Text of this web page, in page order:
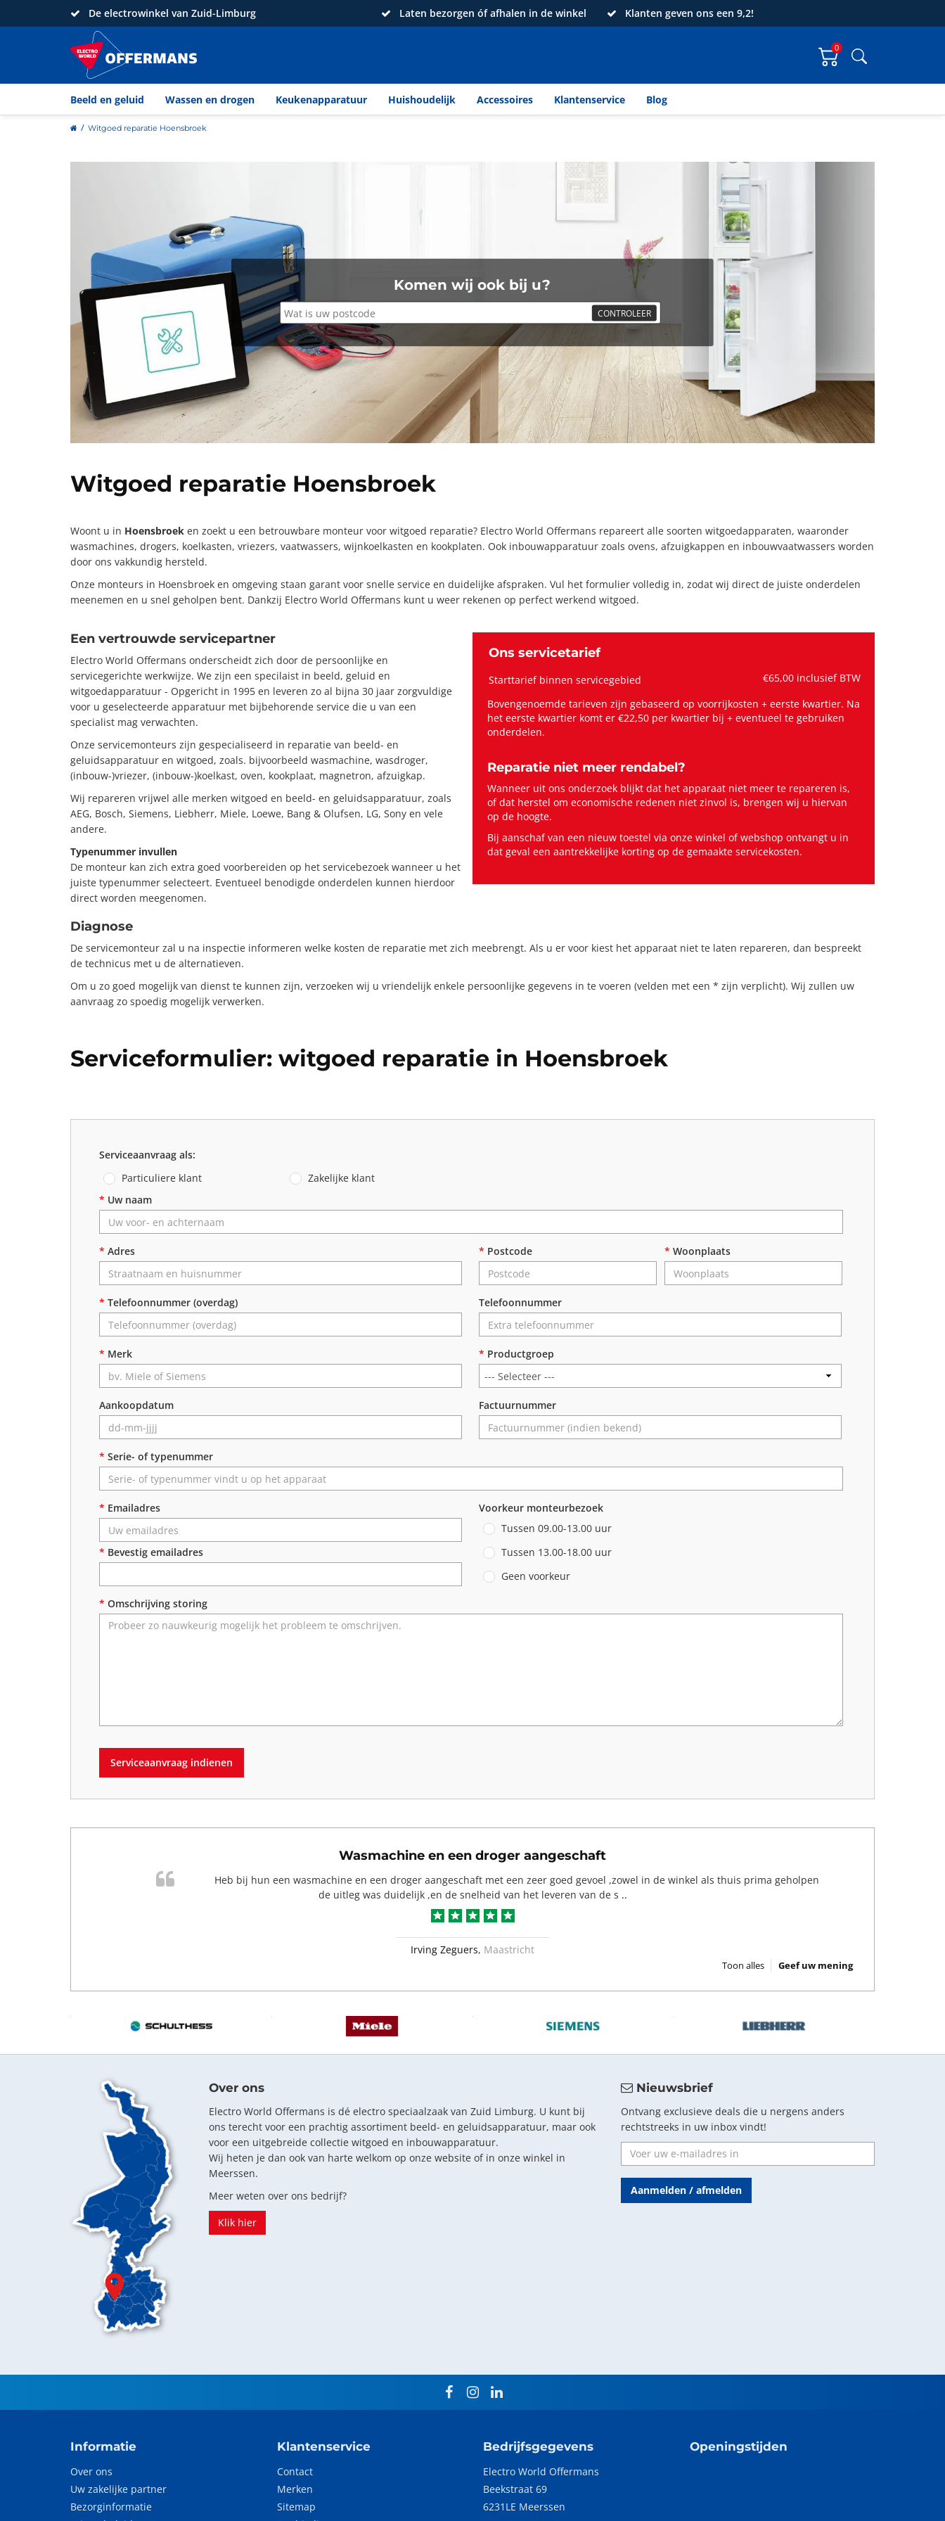
De electrowinkel van Zuid-Limburg Laten bezorgen óf afhalen in de winkel Klanten geven ons een 9,2!
0
Beeld en geluid Wassen en drogen Keukenapparatuur Huishoudelijk Accessoires Klantenservice Blog
homeWitgoed reparatie Hoensbroek
Komen wij ook bij u?
CONTROLEER
Witgoed reparatie Hoensbroek
Woont u in Hoensbroek en zoekt u een betrouwbare monteur voor witgoed reparatie? Electro World Offermans repareert alle soorten witgoedapparaten, waaronder
wasmachines, drogers, koelkasten, vriezers, vaatwassers, wijnkoelkasten en kookplaten. Ook inbouwapparatuur zoals ovens, afzuigkappen en inbouwvaatwassers worden
door ons vakkundig hersteld.
Onze monteurs in Hoensbroek en omgeving staan garant voor snelle service en duidelijke afspraken. Vul het formulier volledig in, zodat wij direct de juiste onderdelen
meenemen en u snel geholpen bent. Dankzij Electro World Offermans kunt u weer rekenen op perfect werkend witgoed.
Een vertrouwde servicepartner
Electro World Offermans onderscheidt zich door de persoonlijke en
servicegerichte werkwijze. We zijn een specilaist in beeld, geluid en
witgoedapparatuur - Opgericht in 1995 en leveren zo al bijna 30 jaar zorgvuldige
voor u geselecteerde apparatuur met bijbehorende service die u van een
specialist mag verwachten.
Onze servicemonteurs zijn gespecialiseerd in reparatie van beeld- en
geluidsapparatuur en witgoed, zoals. bijvoorbeeld wasmachine, wasdroger,
(inbouw-)vriezer, (inbouw-)koelkast, oven, kookplaat, magnetron, afzuigkap.
Wij repareren vrijwel alle merken witgoed en beeld- en geluidsapparatuur, zoals
AEG, Bosch, Siemens, Liebherr, Miele, Loewe, Bang & Olufsen, LG, Sony en vele
andere.
Typenummer invullen
De monteur kan zich extra goed voorbereiden op het servicebezoek wanneer u het
juiste typenummer selecteert. Eventueel benodigde onderdelen kunnen hierdoor
direct worden meegenomen.
Ons servicetarief
Starttarief binnen servicegebied
€65,00 inclusief BTW
Bovengenoemde tarieven zijn gebaseerd op voorrijkosten + eerste kwartier. Na
het eerste kwartier komt er €22,50 per kwartier bij + eventueel te gebruiken
onderdelen.
Reparatie niet meer rendabel?
Wanneer uit ons onderzoek blijkt dat het apparaat niet meer te repareren is,
of dat herstel om economische redenen niet zinvol is, brengen wij u hiervan
op de hoogte.
Bij aanschaf van een nieuw toestel via onze winkel of webshop ontvangt u in
dat geval een aantrekkelijke korting op de gemaakte servicekosten.
Diagnose
De servicemonteur zal u na inspectie informeren welke kosten de reparatie met zich meebrengt. Als u er voor kiest het apparaat niet te laten repareren, dan bespreekt
de technicus met u de alternatieven.
Om u zo goed mogelijk van dienst te kunnen zijn, verzoeken wij u vriendelijk enkele persoonlijke gegevens in te voeren (velden met een * zijn verplicht). Wij zullen uw
aanvraag zo spoedig mogelijk verwerken.
Serviceformulier: witgoed reparatie in Hoensbroek
Serviceaanvraag als:
Particuliere klant
Zakelijke klant
* Uw naam
* Adres * Postcode * Woonplaats
* Telefoonnummer (overdag) Telefoonnummer
* Merk * Productgroep
Aankoopdatum Factuurnummer
* Serie- of typenummer
* Emailadres
* Bevestig emailadres
Voorkeur monteurbezoek
Tussen 09.00-13.00 uur
Tussen 13.00-18.00 uur
Geen voorkeur
* Omschrijving storing
Serviceaanvraag indienen
Wasmachine en een droger aangeschaft
Heb bij hun een wasmachine en een droger aangeschaft met een zeer goed gevoel ,zowel in de winkel als thuis prima geholpen
de uitleg was duidelijk ,en de snelheid van het leveren van de s ..
Irving Zeguers, Maastricht
Toon alles Geef uw mening
Over ons
Electro World Offermans is dé electro speciaalzaak van Zuid Limburg. U kunt bij
ons terecht voor een prachtig assortiment beeld- en geluidsapparatuur, maar ook
voor een uitgebreide collectie witgoed en inbouwapparatuur.
Wij heten je dan ook van harte welkom op onze website of in onze winkel in
Meerssen.
Meer weten over ons bedrijf?
Klik hier
Nieuwsbrief
Ontvang exclusieve deals die u nergens anders
rechtstreeks in uw inbox vindt!
Aanmelden / afmelden
facebookinstagram
linkedin
Informatie
Over ons
Uw zakelijke partner
Bezorginformatie
Klantenservice
Contact
Merken
Sitemap
Bedrijfsgegevens
Electro World Offermans
Beekstraat 69
6231LE Meerssen
Openingstijden